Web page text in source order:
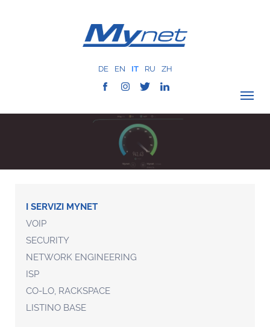
DE EN IT RU ZH
VERIFICA COPERTURA
MYNET
CASE HISTORY
COMUNICAZIONE
I SERVIZI MYNET
VOIP
SECURITY
NETWORK ENGINEERING
ISP
CO-LO, RACKSPACE
LISTINO BASE